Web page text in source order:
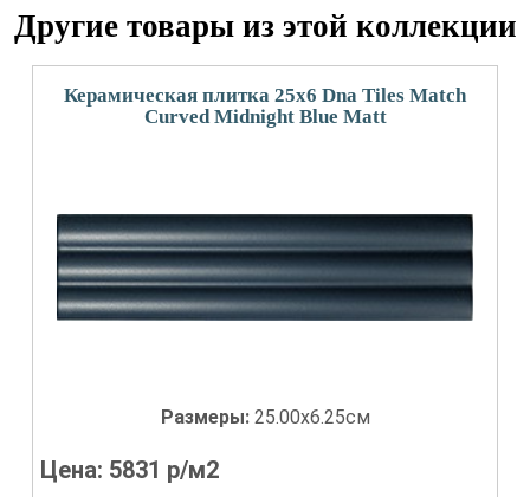
Другие товары из этой коллекции
Керамическая плитка 25x6 Dna Tiles Match
Curved Midnight Blue Matt
Размеры: 25.00x6.25см
Цена: 5831 р/м2